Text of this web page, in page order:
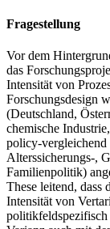
Fragestellung
Vor dem
das
Intensität von
Forschungsdesign
(Deutschland,
chemische
policy-vergleichend
Alterssicherungs-,
Familienpolitik)
These leitend, dass
Intensität von
politikfeldspezifisch